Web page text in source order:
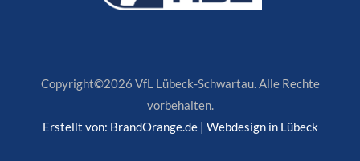
Copyright©2026 VfL Lübeck-Schwartau. Alle Rechte
vorbehalten.
Erstellt von: BrandOrange.de | Webdesign in Lübeck